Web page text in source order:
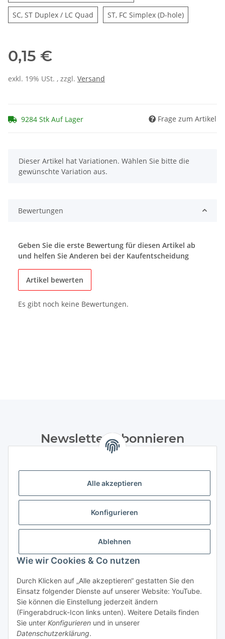
Alle akzeptieren
Konfigurieren
Ablehnen
Wie wir Cookies & Co nutzen
Durch Klicken auf „Alle akzeptieren“ gestatten Sie den
Einsatz folgender Dienste auf unserer Website: YouTube.
Sie können die Einstellung jederzeit ändern
(Fingerabdruck-Icon links unten). Weitere Details finden
Sie unter Konfigurieren und in unserer
Datenschutzerklärung.
SC, ST Duplex / LC Quad SC, ST Duplex / LC Quad
ST, FC Simplex (D-hole)ST, FC
0,15 €
exkl. 19% USt. , zzgl. Versand
9284 Stk Auf Lager Frage zum Artikel
x
Dieser Artikel hat Variationen. Wählen Sie bitte die
gewünschte Variation aus.
Bewertungen
Geben Sie die erste Bewertung für diesen Artikel ab
und helfen Sie Anderen bei der Kaufentscheidung
Artikel bewerten
Es gibt noch keine Bewertungen.
Newsletter Abonnieren
Datenschutzerklärungregelmäßig und jederzeit widerruflich
Informationen zu Ihrem Produktsortiment per E-Mail zu.
Technische Unterstützung und Beratung:
Tel.: +49(0) 35386-619066
Mail: info@nambo.de
Mo - Fr, 08:00 - 16:00 Uhr
Gesetzliche Informationen